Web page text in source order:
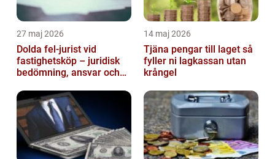
27 maj 2026
Dolda fel-jurist vid
fastighetsköp – juridisk
bedömning, ansvar och
tvister...
14 maj 2026
Tjäna pengar till laget så
fyller ni lagkassan utan
krångel